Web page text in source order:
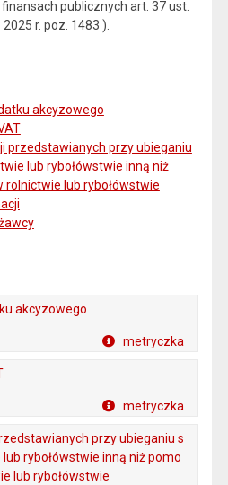
publicznych art. 37 ust.
r. poz. 1483 ).
akcyzowego
przedstawianych przy ubieganiu
lub rybołówstwie inną niż
rolnictwie lub rybołówstwie
akcyzowego
metryczka
metryczka
przy ubieganiu s
rybołówstwie inną niż pomo
lub rybołówstwie